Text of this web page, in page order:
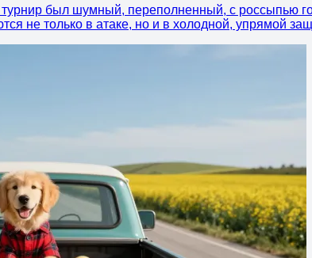
турнир был шумный, переполненный, с россыпью
не только в атаке, но и в холодной, упрямой